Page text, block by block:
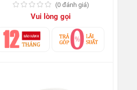
(0 đánh giá)
Vui lòng gọi